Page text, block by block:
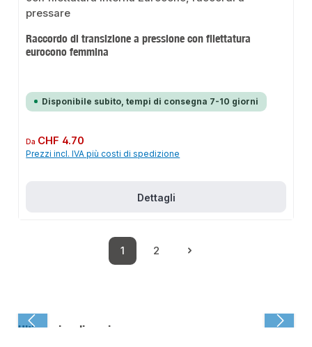
Raccordo di transizione a pressione con filettatura
eurocono femmina
Disponibile subito, tempi di consegna 7-10 giorni
Prezzo normale:
Da CHF 4.70
Prezzi incl. IVA più costi di spedizione
Dettagli
Pagina
1
Pagina
2
Ultima visualizzazione: